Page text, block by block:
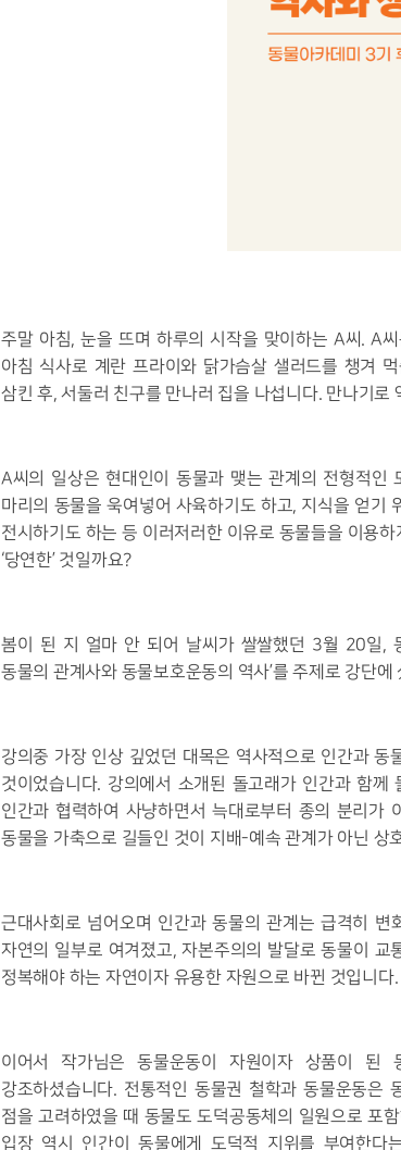
주말 아침, 눈을 뜨며 하루의 시작을 맞이하는 A씨.
아침 식사로 계란 프라이와 닭가슴살 샐러드를 챙겨
삼킨 후, 서둘러 친구를 만나러 집을 나섭니다. 만나기
A씨의 일상은 현대인이 동물과 맺는 관계의 전형적인
마리의 동물을 욱여넣어 사육하기도 하고, 지식을 얻기
전시하기도 하는 등 이러저러한 이유로 동물들을 이용
‘당연한’ 것일까요?
봄이 된 지 얼마 안 되어 날씨가 쌀쌀했던 3월 20일,
동물의 관계사와 동물보호운동의 역사’를 주제로 강단에
강의중 가장 인상 깊었던 대목은 역사적으로 인간과 동
것이었습니다. 강의에서 소개된 돌고래가 인간과 함
인간과 협력하여 사냥하면서 늑대로부터 종의 분리가
동물을 가축으로 길들인 것이 지배-예속 관계가 아닌 상
근대사회로 넘어오며 인간과 동물의 관계는 급격히
자연의 일부로 여겨졌고, 자본주의의 발달로 동물이
정복해야 하는 자연이자 유용한 자원으로 바뀐 것입니다.
이어서 작가님은 동물운동이 자원이자 상품이 된
강조하셨습니다. 전통적인 동물권 철학과 동물운동
점을 고려하였을 때 동물도 도덕공동체의 일원으로 포
입장 역시 인간이 동물에게 도덕적 지위를 부여한다